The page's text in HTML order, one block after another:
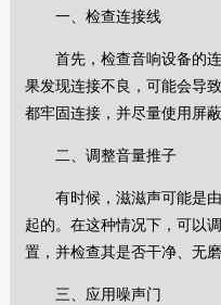
一、检查连接线
首先，检查音响设备的连
果发现连接不良，可能会导
都牢固连接，并尽量使用屏
二、调整音量推子
有时候，滋滋声可能是由
起的。在这种情况下，可以
置，并检查其是否干净、无磨
三、应用噪声门